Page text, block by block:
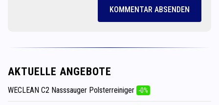
KOMMENTAR ABSENDEN
AKTUELLE ANGEBOTE
WECLEAN C2 Nasssauger Polsterreiniger -0%